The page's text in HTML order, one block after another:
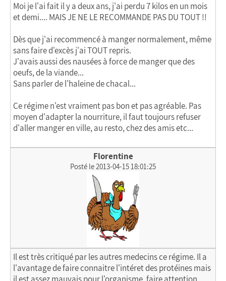
Moi je l'ai fait il y a deux ans, j'ai perdu 7 kilos en un mois
et demi.... MAIS JE NE LE RECOMMANDE PAS DU TOUT !!
Dès que j'ai recommencé à manger normalement, même
sans faire d'excès j'ai TOUT repris.
J'avais aussi des nausées à force de manger que des
oeufs, de la viande...
Sans parler de l'haleine de chacal...
Ce régime n'est vraiment pas bon et pas agréable. Pas
moyen d'adapter la nourriture, il faut toujours refuser
d'aller manger en ville, au resto, chez des amis etc...
Florentine
Posté le 2013-04-15 18:01:25
Il est très critiqué par les autres medecins ce régime. Il a
l'avantage de faire connaitre l'intéret des protéines mais